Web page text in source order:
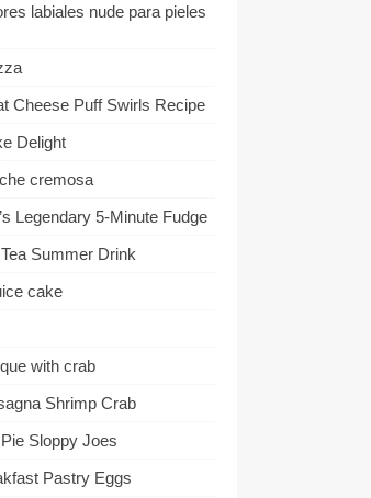
labiales nude para pieles
Cheese Puff Swirls Recipe
Delight
cremosa
Legendary 5-Minute Fudge
Summer Drink
cake
with crab
Shrimp Crab
Sloppy Joes
Pastry Eggs